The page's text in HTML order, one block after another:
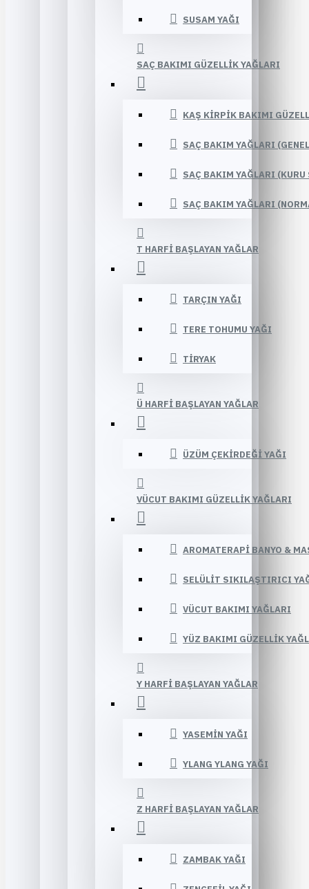
SUSAM YAĞI
SAÇ BAKIMI GÜZELLIK YAĞLARI
KAŞ KIRPIK BAKIMI
SAÇ BAKIM YAĞLARI
SAÇ BAKIM YAĞLARI
SAÇ BAKIM YAĞLARI
T HARFI BAŞLAYAN YAĞLAR
TARÇIN YAĞI
TERE TOHUMU YAĞI
TIRYAK
Ü HARFI BAŞLAYAN YAĞLAR
ÜZÜM ÇEKIRDEĞI YAĞI
VÜCUT BAKIMI GÜZELLIK YAĞLARI
AROMATERAPI BANYO &
SELÜLIT SIKILAŞTIRICI
VÜCUT BAKIMI YAĞLARI
YÜZ BAKIMI GÜZELLIK
Y HARFI BAŞLAYAN YAĞLAR
YASEMIN YAĞI
YLANG YLANG YAĞI
Z HARFI BAŞLAYAN YAĞLAR
ZAMBAK YAĞI